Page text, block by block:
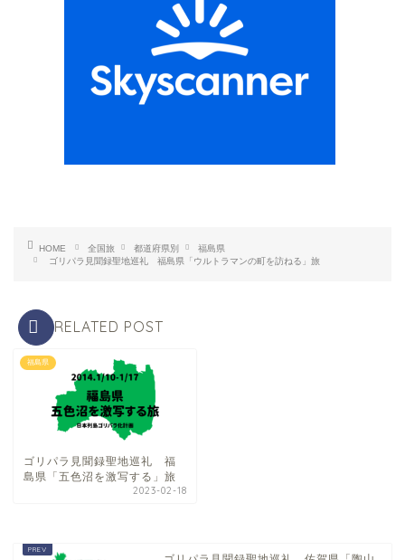
HOME 全国旅 都道府県別
福島県
ゴリパラ見聞録聖地巡礼 福島県「ウルトラマンの町を訪ねる」旅
RELATED POST
福島県
ゴリパラ見聞録聖地巡礼 福
島県「五色沼を激写する」旅
2023-02-18